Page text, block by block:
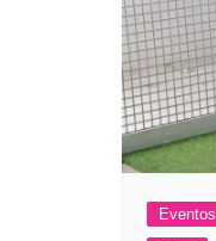
Eventos